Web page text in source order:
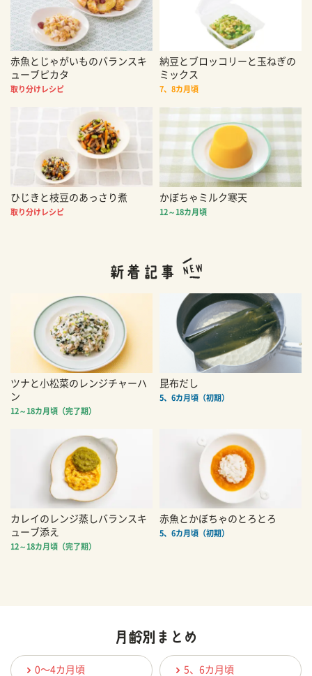
赤魚とじゃがいものバランスキ
ューブピカタ
取り分けレシピ
納豆とブロッコリーと玉ねぎの
ミックス
7、8カ月頃
ひじきと枝豆のあっさり煮
取り分けレシピ
かぼちゃミルク寒天
12～18カ月頃
ツナと小松菜のレンジチャーハ
ン
12～18カ月頃（完了期）
昆布だし
5、6カ月頃（初期）
カレイのレンジ蒸しバランスキ
ューブ添え
12～18カ月頃（完了期）
赤魚とかぼちゃのとろとろ
5、6カ月頃（初期）
0〜4カ月頃 5、6カ月頃